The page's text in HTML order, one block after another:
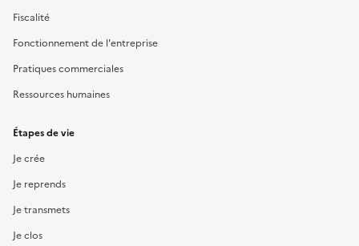
Fiscalité
Fonctionnement de l'entreprise
Pratiques commerciales
Ressources humaines
Étapes de vie
Je crée
Je reprends
Je transmets
Je clos